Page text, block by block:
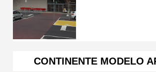
CONTINENTE MODELO